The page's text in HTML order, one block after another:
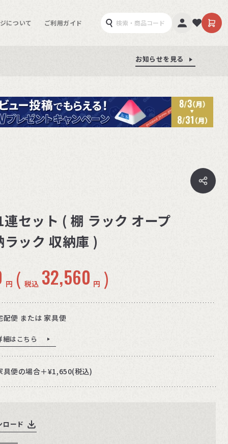
について ご利用ガイド
お知らせを見る
お知らせを見る
お知らせを見る
セット ( 棚 ラック オープ
ック 収納庫 )
円 ( 税込 32,560 円 )
配便 または 家具便
細はこちら
具便の場合＋¥1,650(税込)
ロード